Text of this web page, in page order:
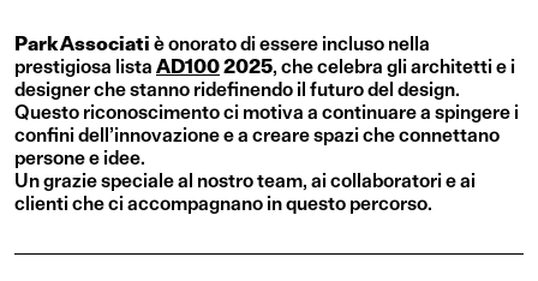
Park Associati è onorato di essere incluso nella
prestigiosa lista AD1002025, che celebra gli architetti e i
designer che stanno ridefinendo il futuro del design.
Questo riconoscimento ci motiva a continuare a spingere i
confini dell’innovazione e a creare spazi che connettano
persone e idee.
Un grazie speciale al nostro team, ai collaboratori e ai
clienti che ci accompagnano in questo percorso.